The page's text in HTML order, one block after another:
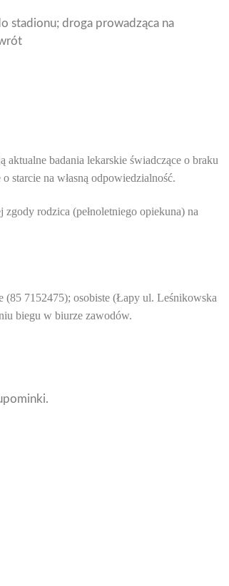
stadionu; droga prowadząca na
aktualne badania lekarskie świadczące o braku
starcie na własną odpowiedzialność.
rodzica (pełnoletniego opiekuna) na
(85 7152475); osobiste (Łapy ul. Leśnikowska
biegu w biurze zawodów.